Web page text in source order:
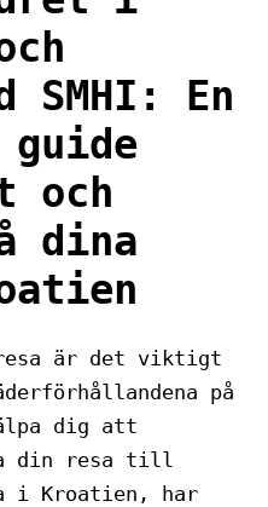
SMHI: En
guide
och
dina
resa är det viktigt
på
dig att
din resa till
i Kroatien, har